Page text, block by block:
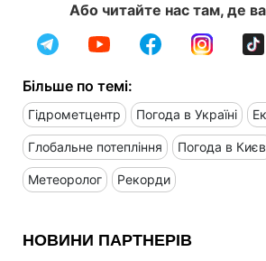
Або читайте нас там, де
Більше по темі:
Гідрометцентр Погода в Україні
Глобальне потепління Погода в
Метеоролог Рекорди